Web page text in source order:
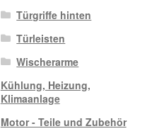
Türgriffe hinten
Türleisten
Wischerarme
Kühlung, Heizung,
Klimaanlage
Motor - Teile und Zubehör